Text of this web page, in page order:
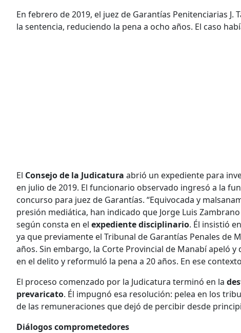
En febrero de 2019, el juez de Garantías Penitenciarias J.
la sentencia, reduciendo la pena a ocho años. El caso
El Consejo de la Judicatura abrió un expediente para
en julio de 2019. El funcionario observado ingresó a la
concurso para juez de Garantías. “Equivocada y
presión mediática, han indicado que Jorge Luis
según consta en el expediente disciplinario. Él insistió
ya que previamente el Tribunal de Garantías Penales de
años. Sin embargo, la Corte Provincial de Manabí apeló
en el delito y reformuló la pena a 20 años. En ese
El proceso comenzado por la Judicatura terminó en la
prevaricato. Él impugnó esa resolución: pelea en los
de las remuneraciones que dejó de percibir desde
Diálogos comprometedores